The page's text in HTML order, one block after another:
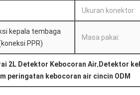
Ukuran konektor:
kepala tembaga
PPR)
Masa pakai:
2L Detektor Kebocoran Air, Detektor
peringatan kebocoran air cincin ODM